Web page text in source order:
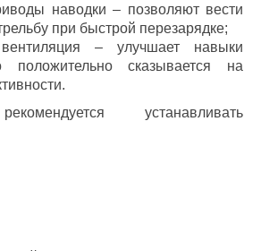
наводки – позволяют вести
при быстрой перезарядке;
– улучшает навыки
положительно сказывается на
устанавливать